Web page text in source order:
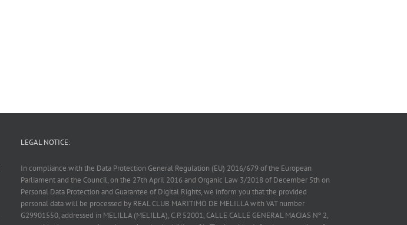
LEGAL NOTICE:
In compliance with the Data Protection General Regulation (EU) 2016/679 of the European
Parliament and the Council, on the 27th April 2016 and Organic Law 3/2018 of December 5th on
Personal Data Protection and Guarantee of Digital Rights, we inform you that the provided
personal data will be processed by REAL CLUB MARITIMO DE MELILLA with VAT number
G29901550, addressed in MELILLA (MELILLA), C.P. 52001, CALLE CALLE GENERAL MACIAS Nº 2,